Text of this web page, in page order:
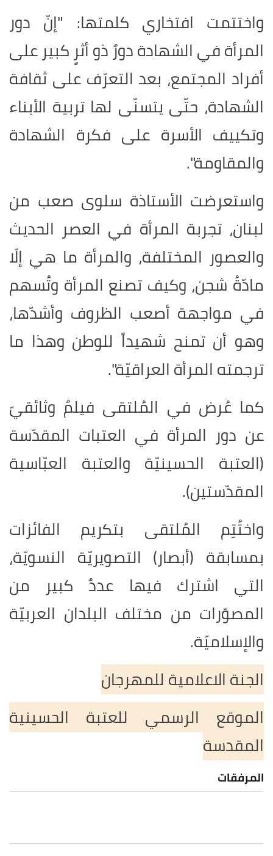
واختتمت افتخاري كلمتها: "إنّ دور
المرأة في الشهادة دورٌ ذو أثرٍ كبير على
أفراد المجتمع، بعد التعرّف على ثقافة
الشهادة، حتّى يتسنّى لها تربية الأبناء
وتكييف الأسرة على فكرة الشهادة
والمقاومة".
واستعرضت الأستاذة سلوى صعب من
لبنان، تجربة المرأة في العصر الحديث
والعصور المختلفة، والمرأة ما هي إلّا
مادّةُ شجن، وكيف تصنع المرأة وتُسهم
في مواجهة أصعب الظروف وأشدّها،
وهو أن تمنح شهيداً للوطن وهذا ما
ترجمته المرأة العراقيّة".
كما عُرض في المُلتقى فيلمٌ وثائقيّ
عن دور المرأة في العتبات المقدّسة
(العتبة الحسينيّة والعتبة العبّاسية
المقدّستين).
واختُتِم المُلتقى بتكريم الفائزات
بمسابقة (أبصار) التصويريّة النسويّة،
التي اشترك فيها عددٌ كبير من
المصوّرات من مختلف البلدان العربيّة
والإسلاميّة.
الجنة الاعلامية للمهرجان
الموقع الرسمي للعتبة الحسينية
المقدسة
المرفقات